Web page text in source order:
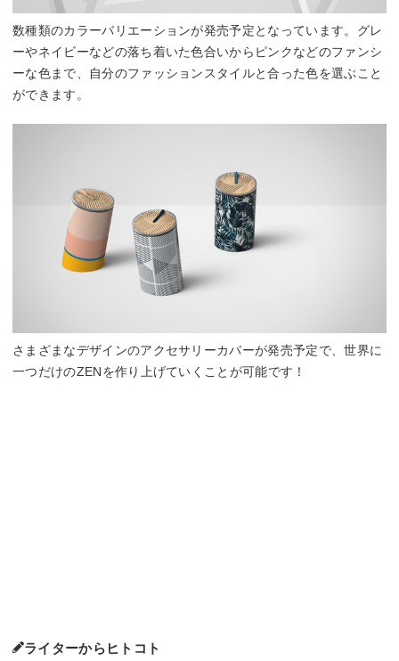
数種類のカラーバリエーションが発売予定となっています。グレ
ーやネイビーなどの落ち着いた色合いからピンクなどのファンシ
ーな色まで、自分のファッションスタイルと合った色を選ぶこと
ができます。
さまざまなデザインのアクセサリーカバーが発売予定で、世界に
一つだけのZENを作り上げていくことが可能です！
ライターからヒトコト